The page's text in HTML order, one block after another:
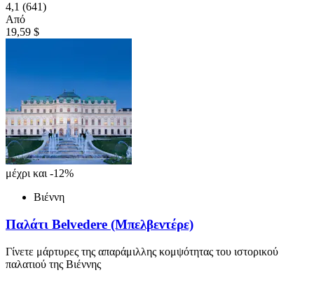
4,1 (641)
Από
19,59 $
μέχρι και -12%
Βιέννη
Παλάτι Belvedere (Μπελβεντέρε)
Γίνετε μάρτυρες της απαράμιλλης κομψότητας του ιστορικού
παλατιού της Βιέννης